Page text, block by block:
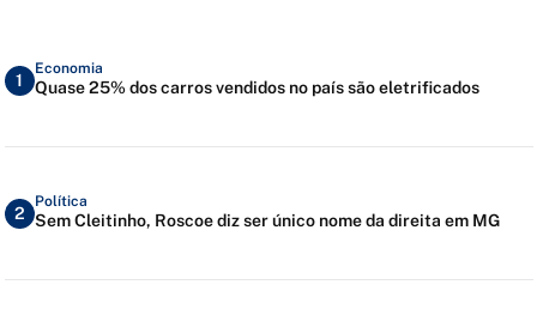
1
Economia
Quase 25% dos carros vendidos no país são eletrificados
2
Política
Sem Cleitinho, Roscoe diz ser único nome da direita em MG